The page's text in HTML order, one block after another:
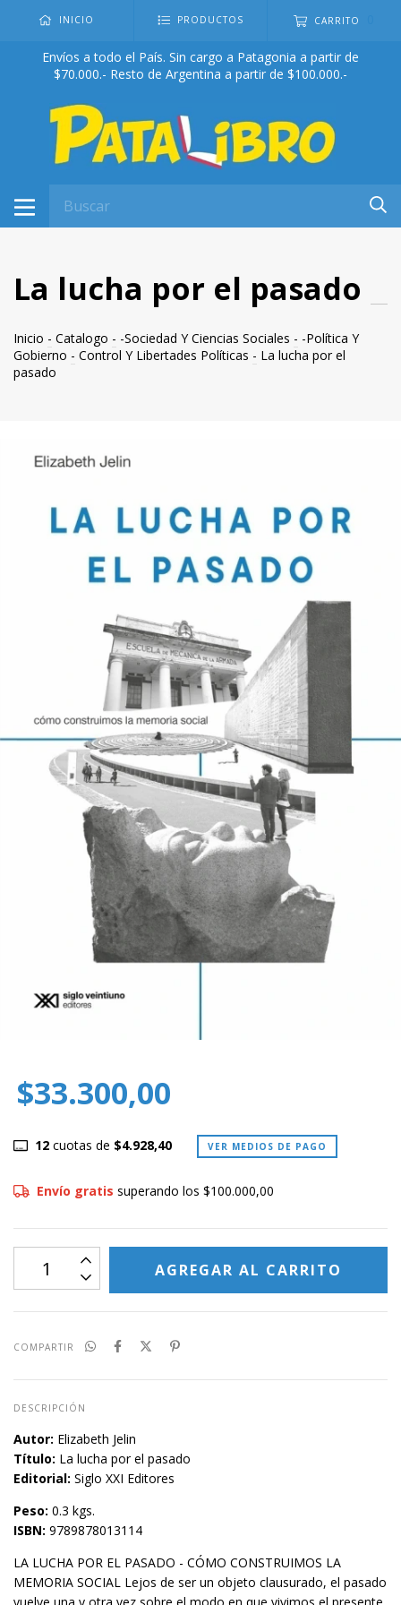
INICIO PRODUCTOS CARRITO
Envíos a todo el País. Sin cargo a Patagonia a partir de
$70.000.- Resto de Argentina a partir de $100.000.-
La lucha por el pasado
Inicio - Catalogo - -Sociedad Y Ciencias Sociales - -Política Y
Gobierno - Control Y Libertades Políticas - La lucha por el
pasado
$33.300,00
12cuotas de $4.928,40 VER MEDIOS DE PAGO
Envío gratis superando los $100.000,00
COMPARTIR
DESCRIPCIÓN
Autor: Elizabeth Jelin
Título: La lucha por el pasado
Editorial: Siglo XXI Editores
Peso: 0.3 kgs.
ISBN: 9789878013114
LA LUCHA POR EL PASADO - CÓMO CONSTRUIMOS LA
MEMORIA SOCIAL Lejos de ser un objeto clausurado, el pasado